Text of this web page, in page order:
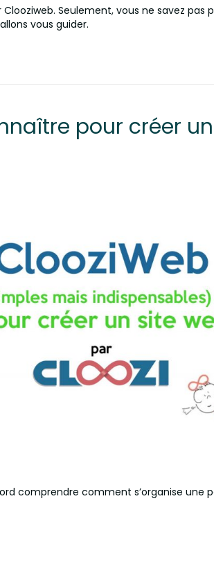
Clooziweb. Seulement, vous ne savez
vous guider.
pour créer
comprendre comment s’organise une